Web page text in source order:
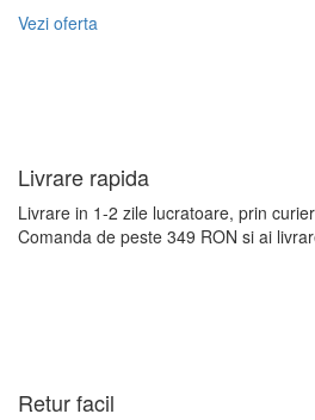
Vezi oferta
Livrare rapida
Livrare in 1-2 zile lucratoare, prin
Comanda de peste 349 RON si ai
Returfacil